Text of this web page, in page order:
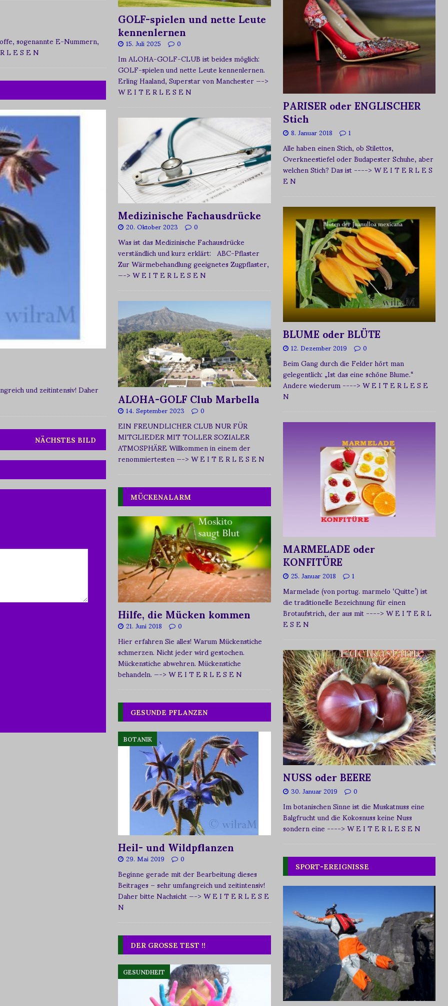
sogenannte E-Nummern,
L E S E N
und zeitintensiv! Daher
NÄCHSTES BILD
GOLF-spielen und nette Leute
kennenlernen
15. Juli 2025 0
Im ALOHA-GOLF-CLUB ist beides möglich:
GOLF-spielen und nette Leute kennenlernen.
Erling Haaland, Superstar von Manchester—->
W E I T E R L E S E N
Medizinische Fachausdrücke
20. Oktober 2023 0
Was ist das Medizinische Fachausdrücke
verständlich und kurz erklärt: ABC-Pflaster
Zur Wärmebehandlung geeignetes Zugpflaster,
—-> W E I T E R L E S E N
ALOHA-GOLF Club Marbella
14. September 2023 0
EIN FREUNDLICHER CLUB NUR FÜR
MITGLIEDER MIT TOLLER SOZIALER
ATMOSPHÄRE Willkommen in einem der
renommiertesten—-> W E I T E R L E S E N
MÜCKENALARM
Hilfe, die Mücken kommen
21. Juni 2018 0
Hier erfahren Sie alles! Warum Mückenstiche
schmerzen. Nicht jeder wird gestochen.
Mückenstiche abwehren. Mückenstiche
behandeln.—-> W E I T E R L E S E N
GESUNDE PFLANZEN
BOTANIK
Heil- und Wildpflanzen
29. Mai 2019 0
Beginne gerade mit der Bearbeitung dieses
Beitrages – sehr umfangreich und zeitintensiv!
Daher bitte Nachsicht—-> W E I T E R L E S E
N
DER GROSSE TEST !!
GESUNDHEIT
PARISER oder ENGLISCHER
Stich
8. Januar 2018 1
Alle haben einen Stich, ob Stilettos,
Overkneestiefel oder Budapester Schuhe, aber
welchen Stich? Das ist----> W E I T E R L E S
E N
BLUME oder BLÜTE
12. Dezember 2019 0
Beim Gang durch die Felder hört man
gelegentlich: „Ist das eine schöne Blume.“
Andere wiederum----> W E I T E R L E S E
N
MARMELADE oder
KONFITÜRE
25. Januar 2018 1
Marmelade (von portug. marmelo ‘Quitte’) ist
die traditionelle Bezeichnung für einen
Brotaufstrich, der aus mit----> W E I T E R L
E S E N
NUSS oder BEERE
30. Januar 2019 0
Im botanischen Sinne ist die Muskatnuss eine
Balgfrucht und die Kokosnuss keine Nuss
sondern eine----> W E I T E R L E S E N
SPORT-EREIGNISSE